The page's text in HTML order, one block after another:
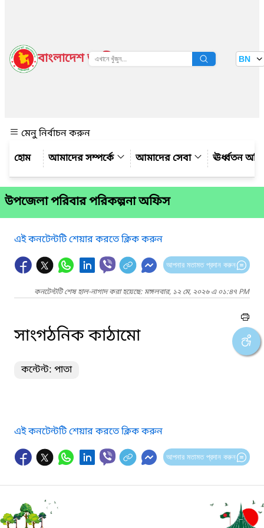
বাংলাদেশ জাতীয় তথ্য বাতায়ন BN
মেনু নির্বাচন করুন
আমাদের সম্পর্কে
আমাদের সেবা ঊর্ধ্বতন
উপজেলা পরিবার পরিকল্পনা অফিস
এই কনটেন্টটি শেয়ার করতে ক্লিক করুন
আপনার মতামত প্রদান করুন
কনটেন্টটি শেষ হাল-নাগাদ করা হয়েছে: মঙ্গলবার, ১২ মে, ২০২৬ এ ০১:৪৭ PM
সাংগঠনিক কাঠামো
কন্টেন্ট: পাতা
এই কনটেন্টটি শেয়ার করতে ক্লিক করুন
আপনার মতামত প্রদান করুন